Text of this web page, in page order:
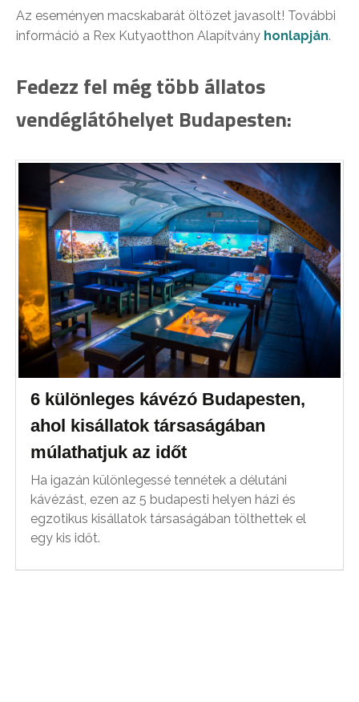
Az eseményen macskabarát öltözet javasolt! További
információ a Rex Kutyaotthon Alapítvány honlapján.
Fedezz fel még több állatos
vendéglátóhelyet Budapesten:
6 különleges kávézó Budapesten,
ahol kisállatok társaságában
múlathatjuk az időt
Ha igazán különlegessé tennétek a délutáni
kávézást, ezen az 5 budapesti helyen házi és
egzotikus kisállatok társaságában tölthettek el
egy kis időt.